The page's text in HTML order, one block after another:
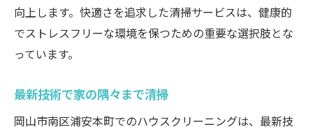
向上します。快適さを追求した清掃サービスは、健康的
でストレスフリーな環境を保つための重要な選択肢とな
っています。
最新技術で家の隅々まで清掃
岡山市南区浦安本町でのハウスクリーニングは、最新技